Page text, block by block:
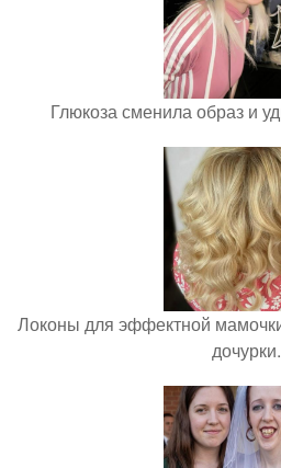
Глюкоза сменила образ и
Локоны для эффектной
дочурки.